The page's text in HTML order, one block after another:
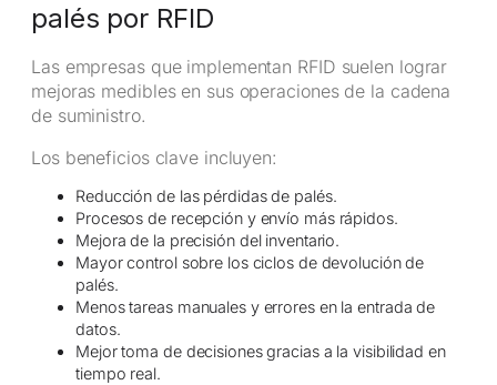
palés por RFID
Las empresas que implementan RFID suelen lograr
mejoras medibles en sus operaciones de la cadena
de suministro.
Los beneficios clave incluyen:
Reducción de las pérdidas de palés.
Procesos de recepción y envío más rápidos.
Mejora de la precisión del inventario.
Mayor control sobre los ciclos de devolución de
palés.
Menos tareas manuales y errores en la entrada de
datos.
Mejor toma de decisiones gracias a la visibilidad en
tiempo real.